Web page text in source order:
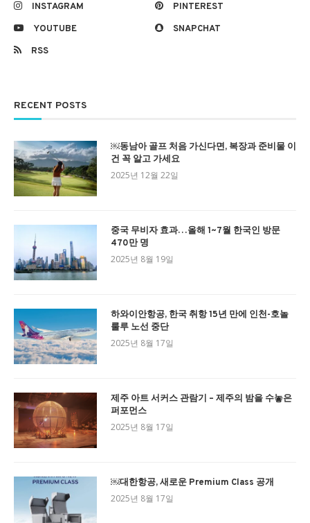
INSTAGRAM
PINTEREST
YOUTUBE
SNAPCHAT
RSS
RECENT POSTS
￼동남아 골프 처음 가신다면, 복장과 준비물 이
건 꼭 알고 가세요
2025년 12월 22일
중국 무비자 효과…올해 1~7월 한국인 방문
470만 명
2025년 8월 19일
하와이안항공, 한국 취항 15년 만에 인천-호놀
룰루 노선 중단
2025년 8월 17일
제주 아트 서커스 관람기 – 제주의 밤을 수놓은
퍼포먼스
2025년 8월 17일
￼대한항공, 새로운 Premium Class 공개
2025년 8월 17일